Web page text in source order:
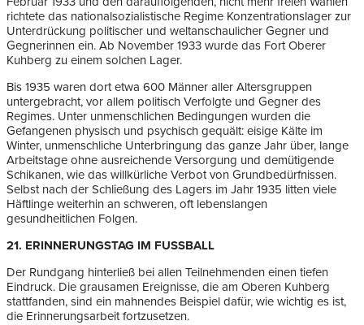
richtete das nationalsozialistische Regime Konzentrationslager zur
Unterdrückung politischer und weltanschaulicher Gegner und
Gegnerinnen ein. Ab November 1933 wurde das Fort Oberer
Kuhberg zu einem solchen Lager.
Bis 1935 waren dort etwa 600 Männer aller Altersgruppen
untergebracht, vor allem politisch Verfolgte und Gegner des
Regimes. Unter unmenschlichen Bedingungen wurden die
Gefangenen physisch und psychisch gequält: eisige Kälte im
Winter, unmenschliche Unterbringung das ganze Jahr über, lange
Arbeitstage ohne ausreichende Versorgung und demütigende
Schikanen, wie das willkürliche Verbot von Grundbedürfnissen.
Selbst nach der Schließung des Lagers im Jahr 1935 litten viele
Häftlinge weiterhin an schweren, oft lebenslangen
gesundheitlichen Folgen.
21. ERINNERUNGSTAG IM FUSSBALL
Der Rundgang hinterließ bei allen Teilnehmenden einen tiefen
Eindruck. Die grausamen Ereignisse, die am Oberen Kuhberg
stattfanden, sind ein mahnendes Beispiel dafür, wie wichtig es ist,
die Erinnerungsarbeit fortzusetzen.